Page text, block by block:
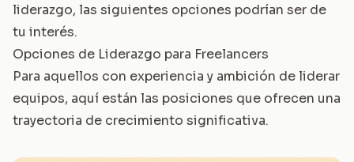
liderazgo, las siguientes opciones podrían ser de
tu interés.
Opciones de Liderazgo para Freelancers
Para aquellos con experiencia y ambición de liderar
equipos, aquí están las posiciones que ofrecen una
trayectoria de crecimiento significativa.